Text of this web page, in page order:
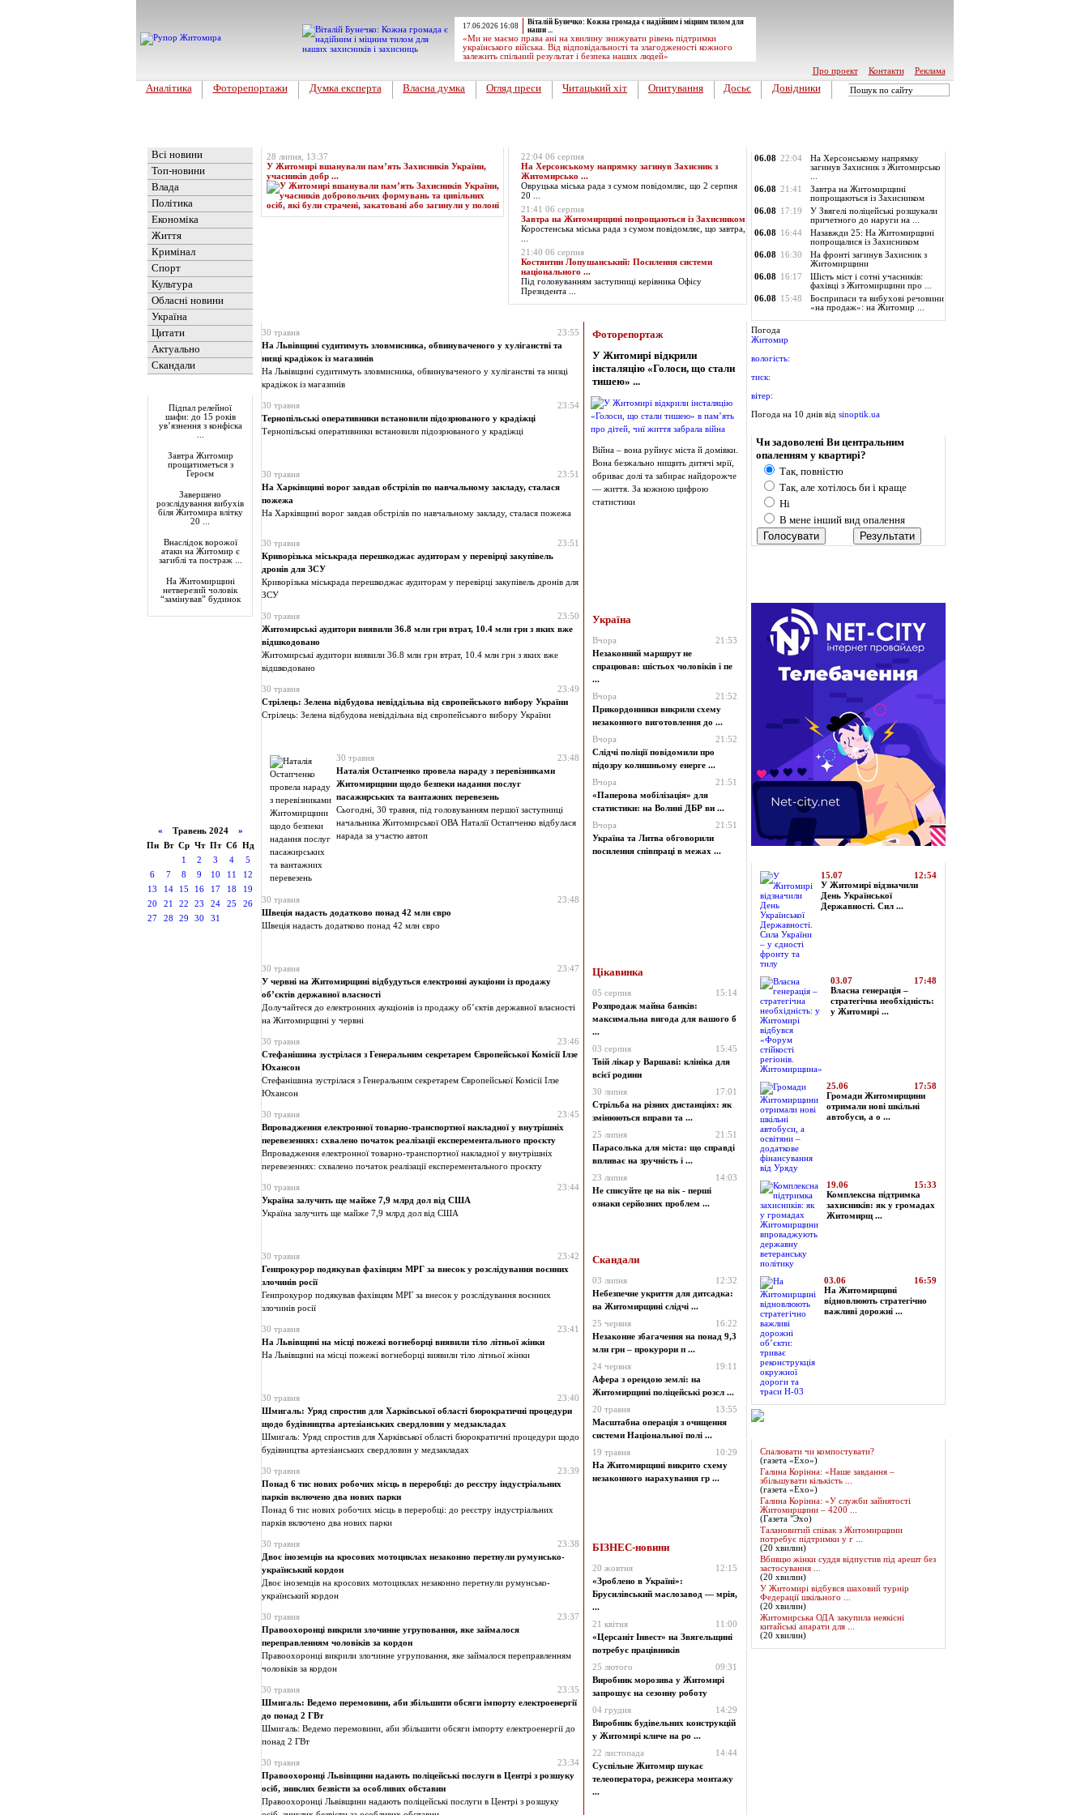
17.06.2026 16:08
Віталій Бунечко: Кожна громада є надійним і міцним тилом для
наши ...
«Ми не маємо права ані на хвилину знижувати рівень підтримки
українського війська. Від відповідальності та злагодженості кожного
залежить спільний результат і безпека наших людей»
Про проект
Контакти Реклама
Аналітика Фоторепортажи Думка експерта Власна думка Огляд преси Читацький хіт Опитування Досьє Довідники
Всі новини
Топ-новини
Влада
Політика
Економіка
Життя
Кримінал
Спорт
Культура
Обласні новини
Україна
Цитати
Актуально
Скандали
Підпал релейної
шафи: до 15 років
ув’язнення з конфіска
Завтра Житомир
прощатиметься з
Героєм
Завершено
розслідування вибухів
біля Житомира влітку
20 ...
Внаслідок ворожої
атаки на Житомир є
загиблі та постраж ...
На Житомирщині
нетверезий чоловік
“замінував” будинок
« Травень 2024 »
Пн Вт Ср Чт Пт Сб Нд
1
2 3 4
5
6
7 8 9 10 11
12
13
14 15 16 17 18
19
20
21 22 23 24 25
26
27
28 29 30 31
28 липня, 13:37
У Житомирі вшанували пам’ять Захисників України,
учасників добр ...
22:04 06 серпня
На Херсонському напрямку загинув Захисник з
Житомирсько ...
Овруцька міська рада з сумом повідомляє, що 2 серпня
20 ...
21:41 06 серпня
Завтра на Житомирщині попрощаються із Захисником
Коростенська міська рада з сумом повідомляє, що завтра,
21:40 06 серпня
Костянтин Лопушанський: Посилення системи
національного ...
Під головуванням заступниці керівника Офісу
Президента ...
30 травня
23:55
На Львівщині судитимуть зловмисника, обвинуваченого у хуліганстві та
низці крадіжок із магазинів
На Львівщині судитимуть зловмисника, обвинуваченого у хуліганстві та низці
крадіжок із магазинів
Фоторепортаж
У Житомирі відкрили
інсталяцію «Голоси, що стали
тишею» ...
Війна – вона руйнує міста й домівки.
Вона безжально нищить дитячі мрії,
обриває долі та забирає найдорожче
— життя. За кожною цифрою
статистики
30 травня
23:54
Тернопільські оперативники встановили підозрюваного у крадіжці
Тернопільські оперативники встановили підозрюваного у крадіжці
30 травня
23:51
На Харківщині ворог завдав обстрілів по навчальному закладу, сталася
пожежа
На Харківщині ворог завдав обстрілів по навчальному закладу, сталася пожежа
30 травня
23:51
Криворізька міськрада перешкоджає аудиторам у перевірці закупівель
дронів для ЗСУ
Криворізька міськрада перешкоджає аудиторам у перевірці закупівель дронів для
ЗСУ
30 травня
23:50
Житомирські аудитори виявили 36.8 млн грн втрат, 10.4 млн грн з яких вже
відшкодовано
Житомирські аудитори виявили 36.8 млн грн втрат, 10.4 млн грн з яких вже
відшкодовано
Україна
Вчора
21:53
Незаконний маршрут не
спрацював: шістьох чоловіків і пе
...
Вчора
21:52
Прикордонники викрили схему
незаконного виготовлення до ...
Вчора
21:52
Слідчі поліції повідомили про
підозру колишньому енерге ...
Вчора
21:51
«Паперова мобілізація» для
статистики: на Волині ДБР ви ...
Вчора
21:51
Україна та Литва обговорили
посилення співпраці в межах ...
30 травня
23:49
Стрілець: Зелена відбудова невіддільна від європейського вибору України
Стрілець: Зелена відбудова невіддільна від європейського вибору України
30 травня
23:48
Наталія Остапченко провела нараду з перевізниками
Житомирщини щодо безпеки надання послуг
пасажирських та вантажних перевезень
Сьогодні, 30 травня, під головуванням першої заступниці
начальника Житомирської ОВА Наталії Остапченко відбулася
нарада за участю автоп
30 травня
23:48
Швеція надасть додатково понад 42 млн євро
Швеція надасть додатково понад 42 млн євро
30 травня
23:47
У червні на Житомирщині відбудуться електронні аукціони із продажу
об’єктів державної власності
Долучайтеся до електронних аукціонів із продажу об’єктів державної власності
на Житомирщині у червні
Цікавинка
05 серпня
15:14
Розпродаж майна банків:
максимальна вигода для вашого б
...
03 серпня
15:45
Твій лікар у Варшаві: клініка для
всієї родини
30 липня
17:01
Стрільба на різних дистанціях: як
змінюються вправи та ...
25 липня
21:51
Парасолька для міста: що справді
впливає на зручність і ...
23 липня
14:03
Не списуйте це на вік - перші
ознаки серйозних проблем ...
30 травня
23:46
Стефанішина зустрілася з Генеральним секретарем Європейської Комісії Ілзе
Юхансон
Стефанішина зустрілася з Генеральним секретарем Європейської Комісії Ілзе
Юхансон
30 травня
23:45
Впровадження електронної товарно-транспортної накладної у внутрішніх
перевезеннях: схвалено початок реалізації експерементального проєкту
Впровадження електронної товарно-транспортної накладної у внутрішніх
перевезеннях: схвалено початок реалізації експерементального проєкту
30 травня
23:44
Україна залучить ще майже 7,9 млрд дол від США
Україна залучить ще майже 7,9 млрд дол від США
30 травня
23:42
Генпрокурор подякував фахівцям МРГ за внесок у розслідування воєнних
злочинів росії
Генпрокурор подякував фахівцям МРГ за внесок у розслідування воєнних
злочинів росії
Скандали
03 липня
12:32
Небезпечне укриття для дитсадка:
на Житомирщині слідчі ...
25 червня
16:22
Незаконне збагачення на понад 9,3
млн грн – прокурори п ...
24 червня
19:11
Афера з орендою землі: на
Житомирщині поліцейські розсл ...
20 травня
13:55
Масштабна операція з очищення
системи Національної полі ...
19 травня
10:29
На Житомирщині викрито схему
незаконного нарахування гр ...
30 травня
23:41
На Львівщині на місці пожежі вогнеборці виявили тіло літньої жінки
На Львівщині на місці пожежі вогнеборці виявили тіло літньої жінки
30 травня
23:40
Шмигаль: Уряд спростив для Харківської області бюрократичні процедури
щодо будівництва артезіанських свердловин у медзакладах
Шмигаль: Уряд спростив для Харківської області бюрократичні процедури щодо
будівництва артезіанських свердловин у медзакладах
30 травня
23:39
Понад 6 тис нових робочих місць в переробці: до реєстру індустріальних
парків включено два нових парки
Понад 6 тис нових робочих місць в переробці: до реєстру індустріальних
парків включено два нових парки
30 травня
23:38
Двоє іноземців на кросових мотоциклах незаконно перетнули румунсько-
український кордон
Двоє іноземців на кросових мотоциклах незаконно перетнули румунсько-
український кордон
БІЗНЕС-новини
20 жовтня
12:15
«Зроблено в Україні»:
Брусилівський маслозавод — мрія,
...
21 квітня
11:00
«Церсаніт Інвест» на Звягельщині
потребує працівників
25 лютого
09:31
Виробник морозива у Житомирі
запрошує на сезонну роботу
04 грудня
14:29
Виробник будівельних конструкцій
у Житомирі кличе на ро ...
22 листопада
14:44
Суспільне Житомир шукає
телеоператора, режисера монтажу
...
30 травня
23:37
Правоохоронці викрили злочинне угруповання, яке займалося
переправленням чоловіків за кордон
Правоохоронці викрили злочинне угруповання, яке займалося переправленням
чоловіків за кордон
30 травня
23:35
Шмигаль: Ведемо перемовини, аби збільшити обсяги імпорту електроенергії
до понад 2 ГВт
Шмигаль: Ведемо перемовини, аби збільшити обсяги імпорту електроенергії до
понад 2 ГВт
30 травня
23:34
Правоохоронці Львівщини надають поліцейські послуги в Центрі з розшуку
осіб, зниклих безвісти за особливих обставин
Правоохоронці Львівщини надають поліцейські послуги в Центрі з розшуку
06.08 22:04
На Херсонському напрямку
загинув Захисник з Житомирсько
06.08 21:41
Завтра на Житомирщині
попрощаються із Захисником
06.08 17:19
У Звягелі поліцейські розшукали
причетного до наруги на ...
06.08 16:44
Назавжди 25: На Житомирщині
попрощалися із Захисником
06.08 16:30
На фронті загинув Захисник з
Житомирщини
06.08 16:17
Шість міст і сотні учасників:
фахівці з Житомирщини про ...
06.08 15:48
Боєприпаси та вибухові речовини
«на продаж»: на Житомир ...
Погода
Житомир
вологість:
тиск:
вітер:
Погода на 10 днів від sinoptik.ua
Чи задоволені Ви центральним
опаленням у квартирі?
Так, повністю
Так, але хотілось би і краще
Ні
В мене інший вид опалення
15.07
12:54
У Житомирі відзначили
День Української
Державності. Сил ...
03.07
17:48
Власна генерація –
стратегічна необхідність:
у Житомирі ...
25.06
17:58
Громади Житомирщини
отримали нові шкільні
автобуси, а о ...
19.06
15:33
Комплексна підтримка
захисників: як у громадах
Житомирщ ...
03.06
16:59
На Житомирщині
відновлюють стратегічно
важливі дорожні ...
Спалювати чи компостувати?
(газета «Ехо»)
Галина Корінна: «Наше завдання –
збільшувати кількість ...
(газета «Ехо»)
Галина Корінна: «У служби зайнятості
Житомирщини – 4200 ...
(Газета "Эхо)
Талановитий співак з Житомирщини
потребує підтримки у г ...
(20 хвилин)
Вбивцю жінки суддя відпустив під арешт без
застосування ...
(20 хвилин)
У Житомирі відбувся шаховий турнір
Федерації шкільного ...
(20 хвилин)
Житомирська ОДА закупила неякісні
китайські апарати для ...
(20 хвилин)